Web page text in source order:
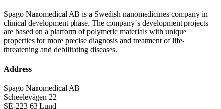
Spago Nanomedical AB is a Swedish nanomedicines company in
clinical development phase. The company´s development projects
are based on a platform of polymeric materials with unique
properties for more precise diagnosis and treatment of life-
threatening and debilitating diseases.
Address
Spago Nanomedical AB
Scheelevägen 22
SE-223 63 Lund